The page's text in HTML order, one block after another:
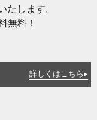
します。
無料！
詳しくはこちら▸